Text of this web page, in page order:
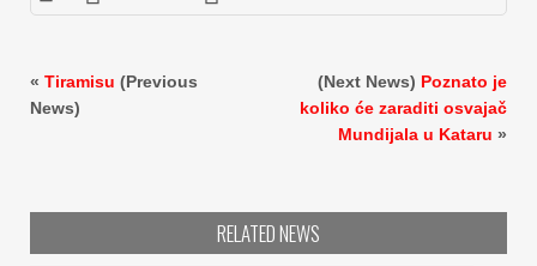
« Tiramisu (Previous
News)
(Next News) Poznato je
koliko će zaraditi osvajač
Mundijala u Kataru »
RELATED NEWS